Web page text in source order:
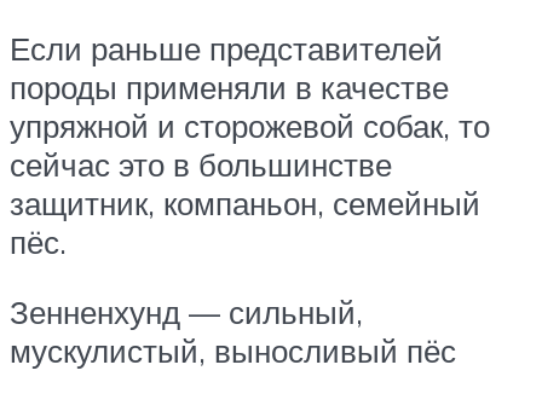
Если раньше представителей
породы применяли в качестве
упряжной и сторожевой собак, то
сейчас это в большинстве
защитник, компаньон, семейный
пёс.
Зенненхунд — сильный,
мускулистый, выносливый пёс